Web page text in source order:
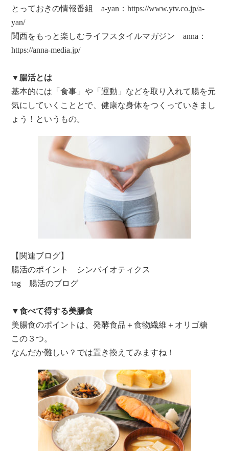
とっておきの情報番組 a-yan：https://www.ytv.co.jp/a-
yan/
関西をもっと楽しむライフスタイルマガジン anna：
https://anna-media.jp/
▼腸活とは
基本的には「食事」や「運動」などを取り入れて腸を元
気にしていくこととで、健康な身体をつくっていきまし
ょう！というもの。
【関連ブログ】
腸活のポイント シンバイオティクス
tag 腸活のブログ
▼食べて得する美腸食
美腸食のポイントは、発酵食品＋食物繊維＋オリゴ糖
この３つ。
なんだか難しい？では置き換えてみますね！